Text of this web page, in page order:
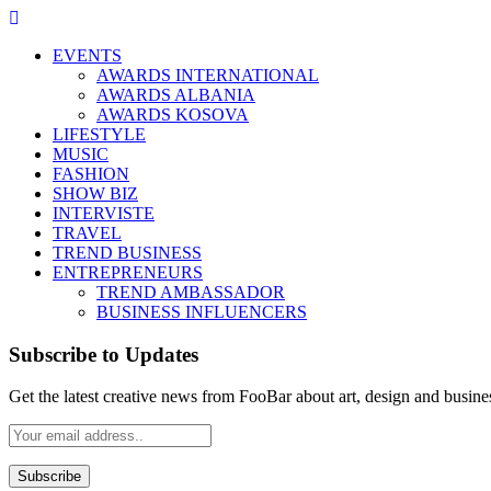
EVENTS
AWARDS INTERNATIONAL
AWARDS ALBANIA
AWARDS KOSOVA
LIFESTYLE
MUSIC
FASHION
SHOW BIZ
INTERVISTE
TRAVEL
TREND BUSINESS
ENTREPRENEURS
TREND AMBASSADOR
BUSINESS INFLUENCERS
Subscribe to Updates
Get the latest creative news from FooBar about art, design and